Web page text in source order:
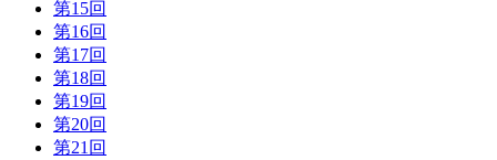
第15回
第16回
第17回
第18回
第19回
第20回
第21回